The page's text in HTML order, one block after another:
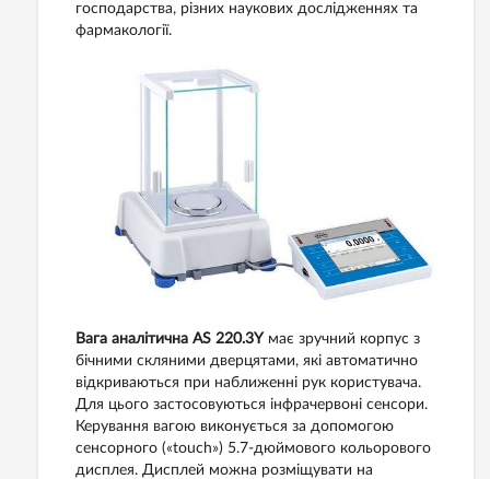
господарства, різних наукових дослідженнях та
фармакології.
Вага аналітична AS 220.3Y має зручний корпус з
бічними скляними дверцятами, які автоматично
відкриваються при наближенні рук користувача.
Для цього застосовуються інфрачервоні сенсори.
Керування вагою виконується за допомогою
сенсорного («touch») 5.7-дюймового кольорового
дисплея. Дисплей можна розміщувати на